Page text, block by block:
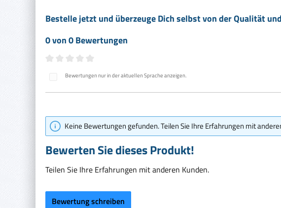
Bestelle jetzt und überzeuge Dich selbst von der Qualität
0 von 0 Bewertungen
Durchschnittliche Bewertung von 0 von 5 Sternen
Bewertungen nur in der aktuellen Sprache anzeigen.
Keine Bewertungen gefunden. Teilen Sie Ihre Erfahrungen mit
Bewerten Sie dieses Produkt!
Teilen Sie Ihre Erfahrungen mit anderen Kunden.
Bewertung schreiben